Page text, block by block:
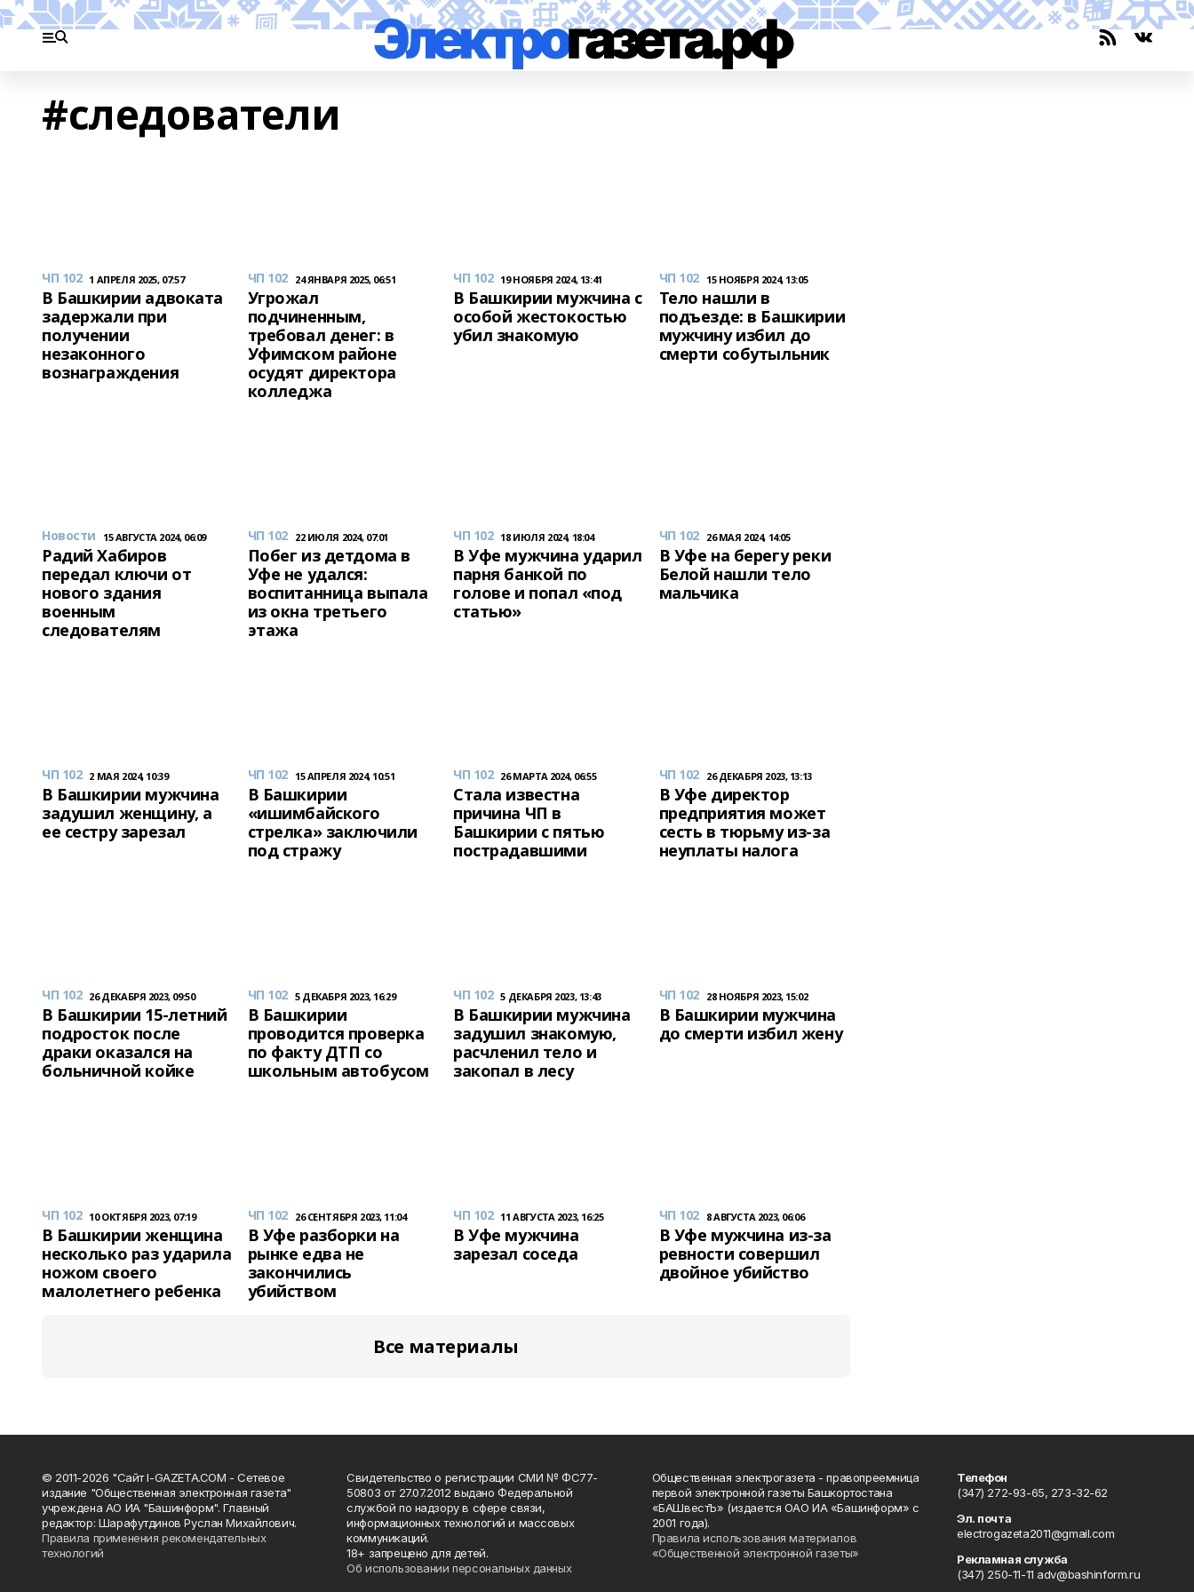
#следователи
ЧП 102 1 АПРЕЛЯ 2025, 07:57
В Башкирии адвоката
задержали при
получении
незаконного
вознаграждения
ЧП 102 24 ЯНВАРЯ 2025, 06:51
Угрожал
подчиненным,
требовал денег: в
Уфимском районе
осудят директора
колледжа
ЧП 102 19 НОЯБРЯ 2024, 13:41
В Башкирии мужчина с
особой жестокостью
убил знакомую
ЧП 102 15 НОЯБРЯ 2024, 13:05
Тело нашли в
подъезде: в Башкирии
мужчину избил до
смерти собутыльник
Новости 15 АВГУСТА 2024, 06:09
Радий Хабиров
передал ключи от
нового здания
военным
следователям
ЧП 102 22 ИЮЛЯ 2024, 07:01
Побег из детдома в
Уфе не удался:
воспитанница выпала
из окна третьего
этажа
ЧП 102 18 ИЮЛЯ 2024, 18:04
В Уфе мужчина ударил
парня банкой по
голове и попал «под
статью»
ЧП 102 26 МАЯ 2024, 14:05
В Уфе на берегу реки
Белой нашли тело
мальчика
ЧП 102 2 МАЯ 2024, 10:39
В Башкирии мужчина
задушил женщину, а
ее сестру зарезал
ЧП 102 15 АПРЕЛЯ 2024, 10:51
В Башкирии
«ишимбайского
стрелка» заключили
под стражу
ЧП 102 26 МАРТА 2024, 06:55
Стала известна
причина ЧП в
Башкирии с пятью
пострадавшими
ЧП 102 26 ДЕКАБРЯ 2023, 13:13
В Уфе директор
предприятия может
сесть в тюрьму из-за
неуплаты налога
ЧП 102 26 ДЕКАБРЯ 2023, 09:50
В Башкирии 15-летний
подросток после
драки оказался на
больничной койке
ЧП 102 5 ДЕКАБРЯ 2023, 16:29
В Башкирии
проводится проверка
по факту ДТП со
школьным автобусом
ЧП 102 5 ДЕКАБРЯ 2023, 13:43
В Башкирии мужчина
задушил знакомую,
расчленил тело и
закопал в лесу
ЧП 102 28 НОЯБРЯ 2023, 15:02
В Башкирии мужчина
до смерти избил жену
ЧП 102 10 ОКТЯБРЯ 2023, 07:19
В Башкирии женщина
несколько раз ударила
ножом своего
малолетнего ребенка
ЧП 102 26 СЕНТЯБРЯ 2023, 11:04
В Уфе разборки на
рынке едва не
закончились
убийством
ЧП 102 11 АВГУСТА 2023, 16:25
В Уфе мужчина
зарезал соседа
ЧП 102 8 АВГУСТА 2023, 06:06
В Уфе мужчина из-за
ревности совершил
двойное убийство
Все материалы
© 2011-2026 "Сайт I-GAZETA.COM - Сетевое
издание "Общественная электронная газета"
учреждена АО ИА "Башинформ". Главный
редактор: Шарафутдинов Руслан Михайлович.
Правила применения рекомендательных
технологий
Свидетельство о регистрации СМИ № ФС77-
50803 от 27.07.2012 выдано Федеральной
службой по надзору в сфере связи,
информационных технологий и массовых
коммуникаций.
18+ запрещено для детей.
Об использовании персональных данных
Общественная электрогазета - правопреемница
первой электронной газеты Башкортостана
«БАШвестЪ» (издается ОАО ИА «Башинформ» с
2001 года).
Правила использования материалов
«Общественной электронной газеты»
Телефон
(347) 272-93-65, 273-32-62
Эл. почта
electrogazeta2011@gmail.com
Рекламная служба
(347) 250-11-11 adv@bashinform.ru